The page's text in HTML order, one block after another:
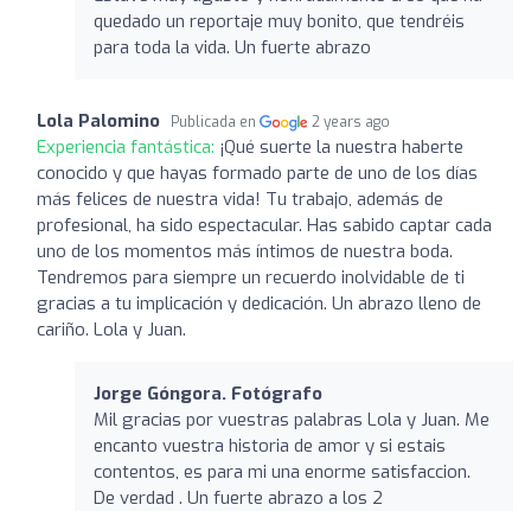
quedado un reportaje muy bonito, que tendréis
para toda la vida. Un fuerte abrazo
Lola Palomino Publicada en 2 years ago
Experiencia fantástica: ¡Qué suerte la nuestra haberte
conocido y que hayas formado parte de uno de los días
más felices de nuestra vida! Tu trabajo, además de
profesional, ha sido espectacular. Has sabido captar cada
uno de los momentos más íntimos de nuestra boda.
Tendremos para siempre un recuerdo inolvidable de ti
gracias a tu implicación y dedicación. Un abrazo lleno de
cariño. Lola y Juan.
Jorge Góngora. Fotógrafo
Mil gracias por vuestras palabras Lola y Juan. Me
encanto vuestra historia de amor y si estais
contentos, es para mi una enorme satisfaccion.
De verdad . Un fuerte abrazo a los 2